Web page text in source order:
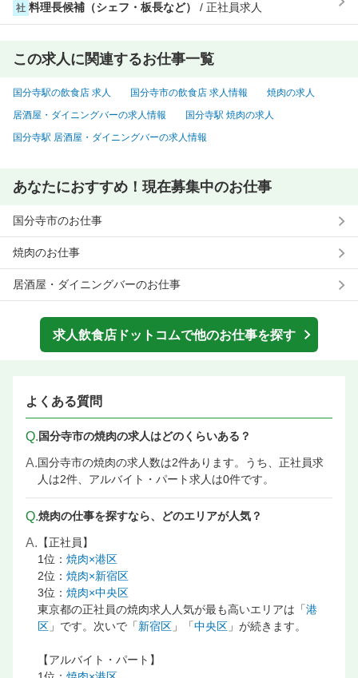
社 料理長候補（シェフ・板長など） / 正社員求人
この求人に関連するお仕事一覧
国分寺駅の飲食店 求人 国分寺市の飲食店 求人情報
焼肉の求人
居酒屋・ダイニングバーの求人情報
国分寺駅 焼肉の求人
国分寺駅 居酒屋・ダイニングバーの求人情報
あなたにおすすめ！現在募集中のお仕事
国分寺市のお仕事
焼肉のお仕事
居酒屋・ダイニングバーのお仕事
求人飲食店ドットコムで他のお仕事を探す
よくある質問
Q.国分寺市の焼肉の求人はどのくらいある？
A.国分寺市の焼肉の求人数は2件あります。うち、正社員求
人は2件、アルバイト・パート求人は0件です。
Q.焼肉の仕事を探すなら、どのエリアが人気？
A. 【正社員】
1位： 焼肉×港区
2位： 焼肉×新宿区
3位： 焼肉×中央区
東京都の正社員の焼肉求人人気が最も高いエリアは「港
区 」です。次いで「新宿区 」「中央区 」が続きます。
【アルバイト・パート】